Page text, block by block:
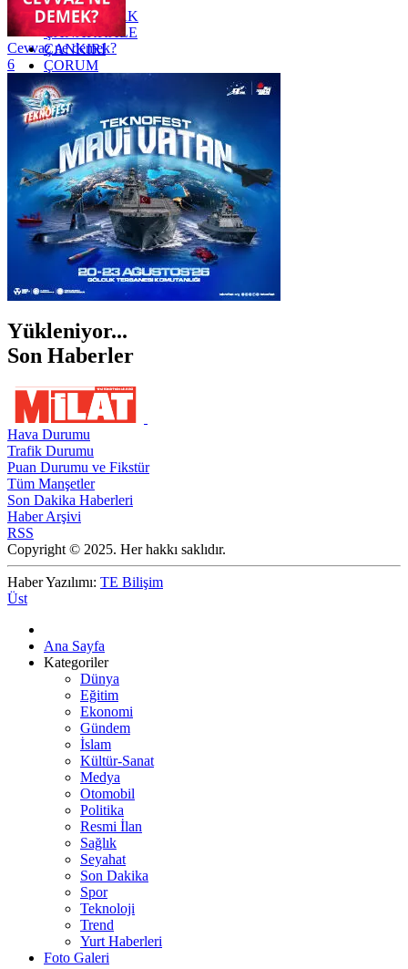
ZONGULDAK
ÇANAKKALE
ÇANKIRI
ÇORUM
İSTANBUL
İZMİR
ŞANLIURFA
ŞIRNAK
Cevvaz ne demek?
6
Yükleniyor...
Son Haberler
Hava Durumu
Trafik Durumu
Puan Durumu ve Fikstür
Tüm Manşetler
Son Dakika Haberleri
Haber Arşivi
RSS
Copyright © 2025. Her hakkı saklıdır.
Haber Yazılımı: TE Bilişim
Üst
Ana Sayfa
Kategoriler
Dünya
Eğitim
Ekonomi
Gündem
İslam
Kültür-Sanat
Medya
Otomobil
Politika
Resmi İlan
Sağlık
Seyahat
Son Dakika
Spor
Teknoloji
Trend
Yurt Haberleri
Foto Galeri